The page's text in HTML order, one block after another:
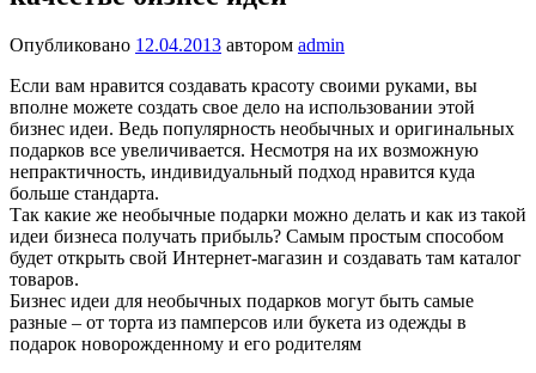
Опубликовано 12.04.2013 автором admin
Если вам нравится создавать красоту своими руками, вы
вполне можете создать свое дело на использовании этой
бизнес идеи. Ведь популярность необычных и оригинальных
подарков все увеличивается. Несмотря на их возможную
непрактичность, индивидуальный подход нравится куда
больше стандарта.
Так какие же необычные подарки можно делать и как из такой
идеи бизнеса получать прибыль? Самым простым способом
будет открыть свой Интернет-магазин и создавать там каталог
товаров.
Бизнес идеи для необычных подарков могут быть самые
разные – от торта из памперсов или букета из одежды в
подарок новорожденному и его родителям